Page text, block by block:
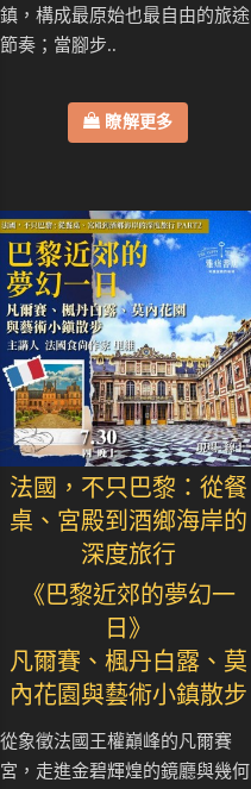
鎮，構成最原始也最自由的旅途
節奏；當腳步..
瞭解更多
法國，不只巴黎：從餐
桌、宮殿到酒鄉海岸的
深度旅行
《巴黎近郊的夢幻一
日》
凡爾賽、楓丹白露、莫
內花園與藝術小鎮散步
從象徵法國王權巔峰的凡爾賽
宮，走進金碧輝煌的鏡廳與幾何